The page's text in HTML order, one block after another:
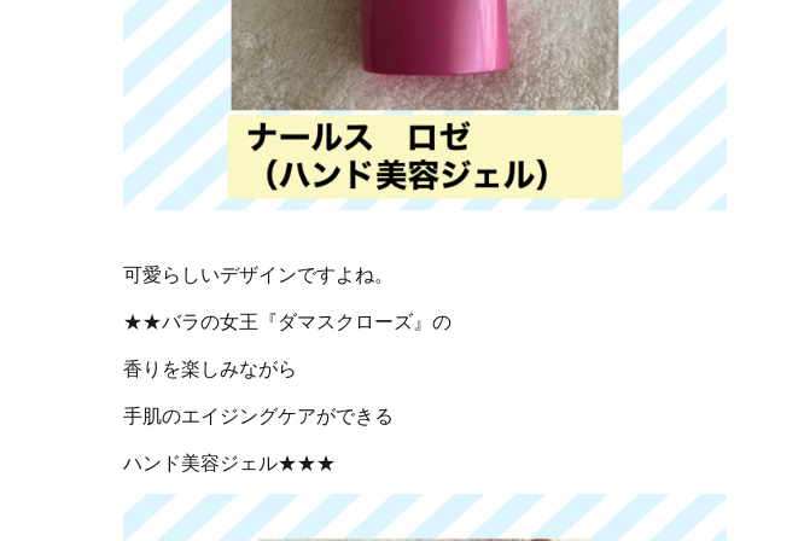
可愛らしいデザインですよね。
★★バラの女王『ダマスクローズ』の
香りを楽しみながら
手肌のエイジングケアができる
ハンド美容ジェル★★★